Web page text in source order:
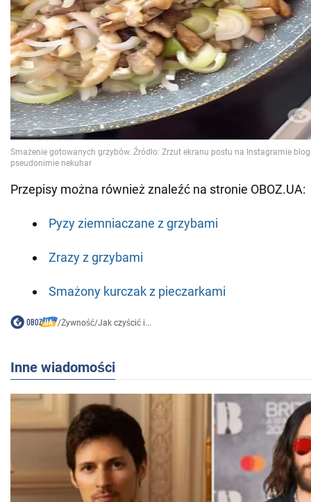
Przepisy można również znaleźć na stronie OBOZ.UA:
Pyzy ziemniaczane z grzybami
Zrazy z grzybami
Smażony kurczak z pieczarkami
/Żywność/Jak czyścić i...
Inne wiadomości